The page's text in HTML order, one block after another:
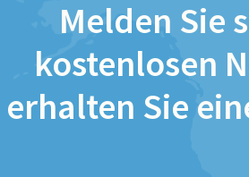
Melden Sie
kostenlosen
erhalten Sie